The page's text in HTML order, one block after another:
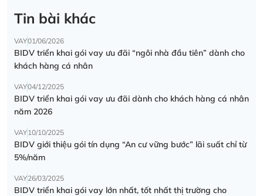
Tin bài khác
VAY01/06/2026
BIDV triển khai gói vay ưu đãi “ngôi nhà đầu tiên” dành cho
khách hàng cá nhân
VAY04/12/2025
BIDV triển khai gói vay ưu đãi dành cho khách hàng cá nhân
năm 2026
VAY10/10/2025
BIDV giới thiệu gói tín dụng “An cư vững bước” lãi suất chỉ từ
5%/năm
VAY26/03/2025
BIDV triển khai gói vay lớn nhất, tốt nhất thị trường cho